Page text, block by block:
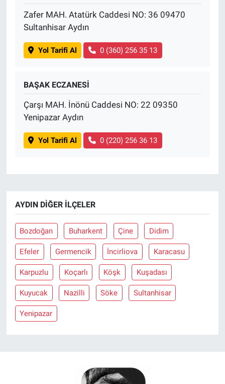
Zafer MAH. Atatürk Caddesi NO: 36 09470
Sultanhisar Aydın
Yol Tarifi Al 0 (360) 256 35 13
BAŞAK ECZANESİ
Çarşı MAH. İnönü Caddesi NO: 22 09350
Yenipazar Aydın
Yol Tarifi Al 0 (220) 256 36 13
AYDIN DIĞER İLÇELER
Bozdoğan Buharkent Çine Didim
Efeler Germencik İncirliova Karacasu
Karpuzlu Koçarlı Köşk Kuşadası
Kuyucak Nazilli Söke Sultanhisar
Yenipazar